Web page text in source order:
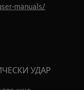
manuals/
УДАР